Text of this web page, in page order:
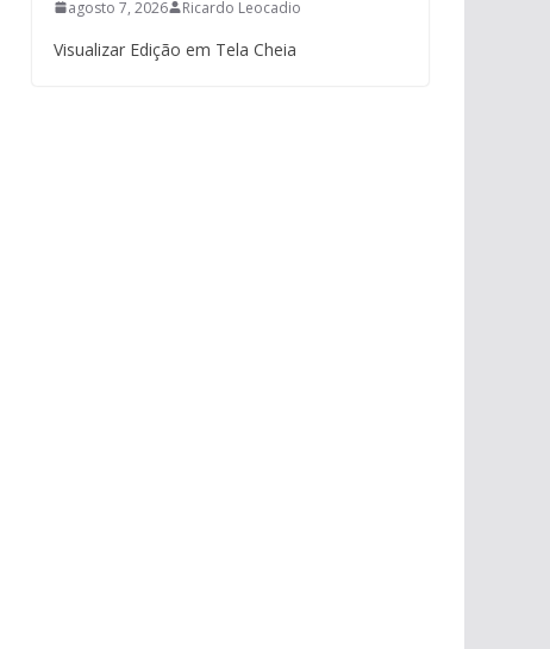
agosto 7, 2026 Ricardo Leocadio
Visualizar Edição em Tela Cheia